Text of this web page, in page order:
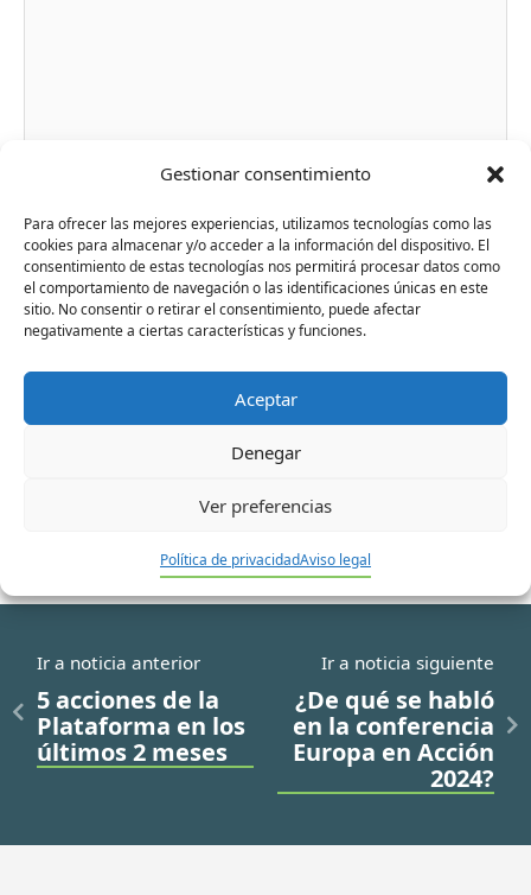
Gestionar consentimiento
Para ofrecer las mejores experiencias, utilizamos tecnologías como las
cookies para almacenar y/o acceder a la información del dispositivo. El
consentimiento de estas tecnologías nos permitirá procesar datos como
el comportamiento de navegación o las identificaciones únicas en este
sitio. No consentir o retirar el consentimiento, puede afectar
negativamente a ciertas características y funciones.
Aceptar
Denegar
Ver preferencias
Política de privacidadAviso legal
Nombre*
Correo
electrónico*
Web
Ir a noticia anterior
5 acciones de la
Plataforma en los
últimos 2 meses
Ir a noticia siguiente
¿De qué se habló
en la conferencia
Europa en Acción
2024?